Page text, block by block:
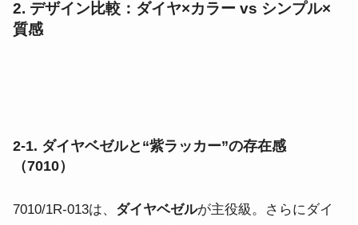
2. デザイン比較：ダイヤ×カラー vs シンプル×
質感
2-1. ダイヤベゼルと“紫ラッカー”の存在感
（7010）
7010/1R-013は、 ダイヤベゼルが主役級。さらにダイ